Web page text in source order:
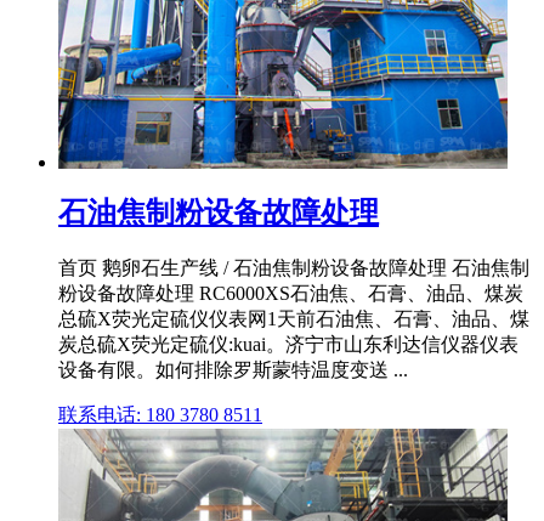
石油焦制粉设备故障处理
首页 鹅卵石生产线 / 石油焦制粉设备故障处理 石油焦制
粉设备故障处理 RC6000XS石油焦、石膏、油品、煤炭
总硫X荧光定硫仪仪表网1天前石油焦、石膏、油品、煤
炭总硫X荧光定硫仪:kuai。济宁市山东利达信仪器仪表
设备有限。如何排除罗斯蒙特温度变送 ...
联系电话: 180 3780 8511